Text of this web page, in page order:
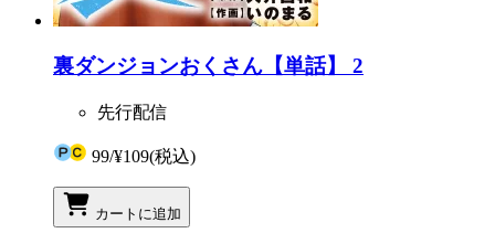
裏ダンジョンおくさん【単話】 2
先行配信
99/¥109(税込)
カートに追加